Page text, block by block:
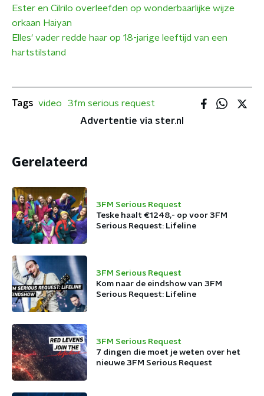
Ester en Cilrilo overleefden op wonderbaarlijke wijze
orkaan Haiyan
Elles' vader redde haar op 18-jarige leeftijd van een
hartstilstand
Tags video
3fm serious request
Advertentie via ster.nl
Gerelateerd
3FM Serious Request
Teske haalt €1248,- op voor 3FM
Serious Request: Lifeline
3FM Serious Request
Kom naar de eindshow van 3FM
Serious Request: Lifeline
3FM Serious Request
7 dingen die moet je weten over het
nieuwe 3FM Serious Request